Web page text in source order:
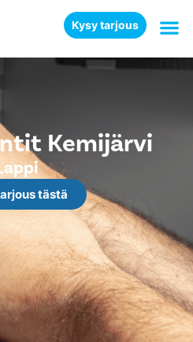
Kysy tarjous
Kemijärvi
tästä